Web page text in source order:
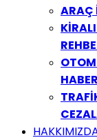
ARAÇ